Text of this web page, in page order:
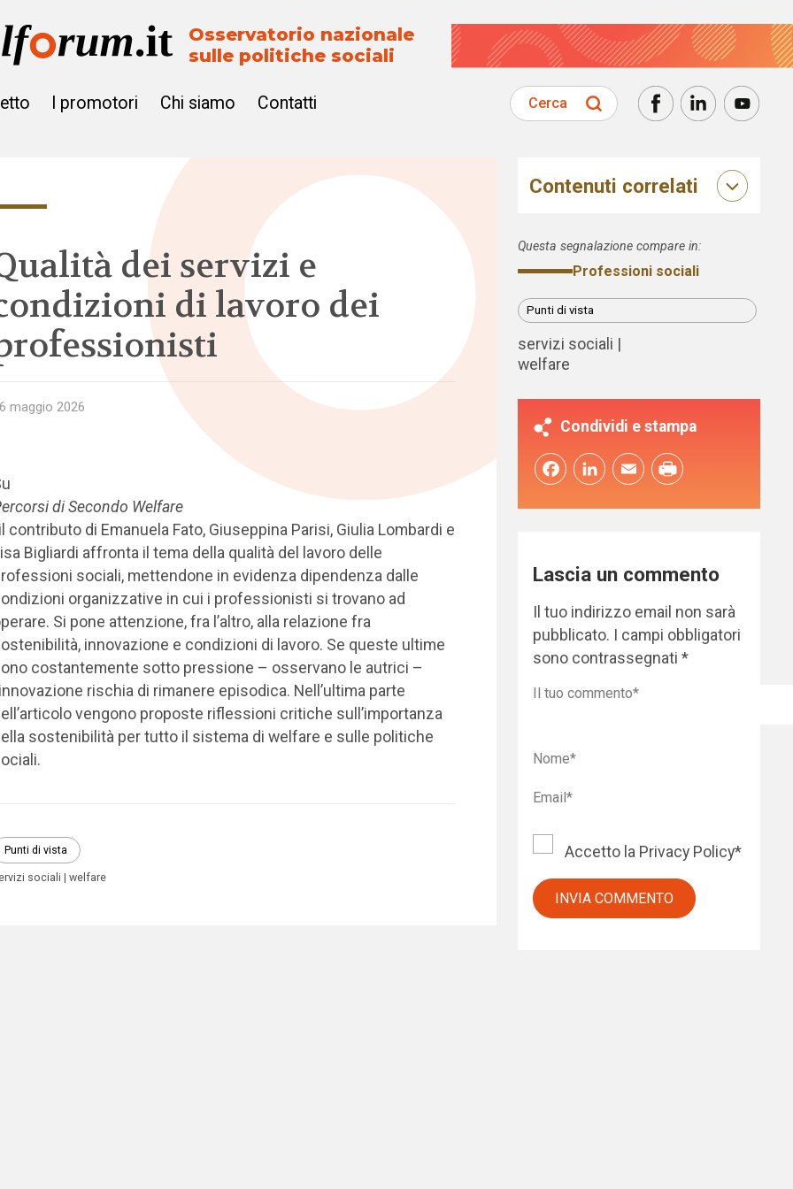
Osservatorio nazionale
sulle politiche sociali
I promotori Chi siamo Contatti Cerca
dei servizi e
di lavoro dei
maggio 2026
di Secondo Welfare
contributo di Emanuela Fato, Giuseppina Parisi, Giulia Lombardi e
Bigliardi affronta il tema della qualità del lavoro delle
sociali, mettendone in evidenza dipendenza dalle
organizzative in cui i professionisti si trovano ad
Si pone attenzione, fra l’altro, alla relazione fra
innovazione e condizioni di lavoro. Se queste ultime
costantemente sotto pressione – osservano le autrici –
rischia di rimanere episodica. Nell’ultima parte
vengono proposte riflessioni critiche sull’importanza
sostenibilità per tutto il sistema di welfare e sulle politiche
Punti di vista
sociali welfare
Contenuti correlati
Questa segnalazione compare in:
Professioni sociali
Punti di vista
servizi sociali
welfare
Condividi e stampa
FacebookLinkedInEmail
Lascia un commento
Il tuo indirizzo email non sarà
pubblicato. I campi obbligatori
sono contrassegnati*
Accetto la Privacy Policy*